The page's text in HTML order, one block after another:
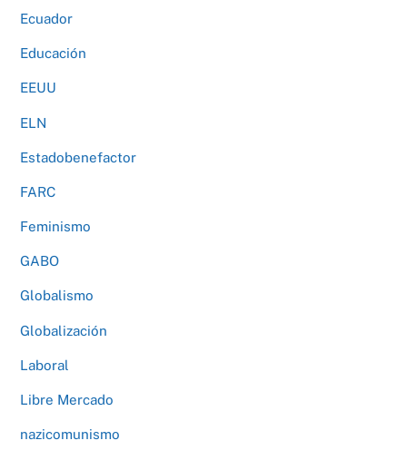
Ecuador
Educación
EEUU
ELN
Estadobenefactor
FARC
Feminismo
GABO
Globalismo
Globalización
Laboral
Libre Mercado
nazicomunismo